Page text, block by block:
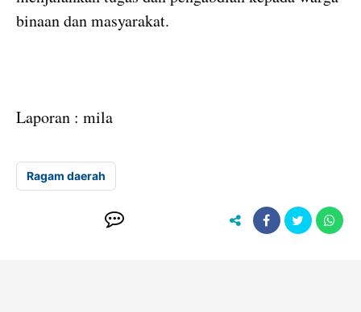
binaan dan masyarakat.
Laporan : mila
Ragam daerah